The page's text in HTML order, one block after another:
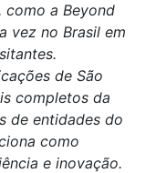
como a Beyond
vez no Brasil em
de São
completos da
de entidades do
como
e inovação.